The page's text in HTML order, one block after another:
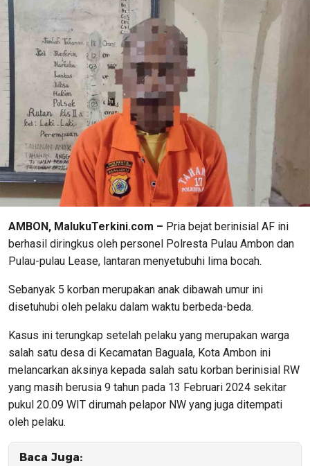
AMBON, MalukuTerkini.com – Pria bejat berinisial AF ini
berhasil diringkus oleh personel Polresta Pulau Ambon dan
Pulau-pulau Lease, lantaran menyetubuhi lima bocah.
Sebanyak 5 korban merupakan anak dibawah umur ini
disetuhubi oleh pelaku dalam waktu berbeda-beda.
Kasus ini terungkap setelah pelaku yang merupakan warga
salah satu desa di Kecamatan Baguala, Kota Ambon ini
melancarkan aksinya kepada salah satu korban berinisial RW
yang masih berusia 9 tahun pada 13 Februari 2024 sekitar
pukul 20.09 WIT dirumah pelapor NW yang juga ditempati
oleh pelaku.
Baca Juga: